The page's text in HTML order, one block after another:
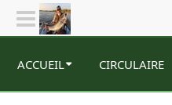
ACCUEIL CIRCULAIRE